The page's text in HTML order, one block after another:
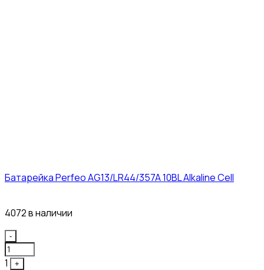
Батарейка Perfeo AG13/LR44/357A 10BL Alkaline Cell
4072 в наличии
Quantity
-
1
+